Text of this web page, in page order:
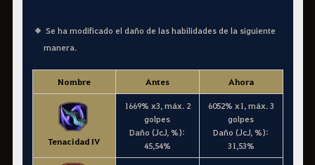
Se ha modificado el daño de las habilidades de la siguiente
manera.
Nombre Antes Ahora
Tenacidad IV
1669% x3, máx. 2
golpes
Daño (JcJ, %):
45,54%
6052% x1, máx. 3
golpes
Daño (JcJ, %):
31,53%